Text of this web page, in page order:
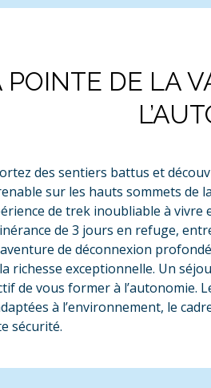
DE LA
des sentiers battus et
sur les hauts sommets de
de trek inoubliable à
de 3 jours en refuge,
de déconnexion
richesse exceptionnelle. Un
de vous former à
à l’environnement, le
sécurité.